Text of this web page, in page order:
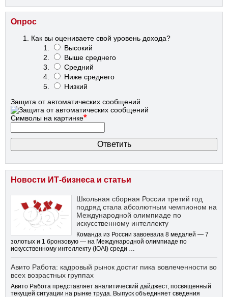
Опрос
Как вы оцениваете свой уровень дохода?
Высокий
Выше среднего
Средний
Ниже среднего
Низкий
Защита от автоматических сообщений
Символы на картинке*
Новости ИТ-бизнеса и статьи
Школьная сборная России третий год
подряд стала абсолютным чемпионом на
Международной олимпиаде по
искусственному интеллекту
Команда из России завоевала 8 медалей — 7
золотых и 1 бронзовую — на Международной олимпиаде по
искусственному интеллекту (IOAI) среди …
Авито Работа: кадровый рынок достиг пика вовлеченности во
всех возрастных группах
Авито Работа представляет аналитический дайджест, посвященный
текущей ситуации на рынке труда. Выпуск объединяет сведения